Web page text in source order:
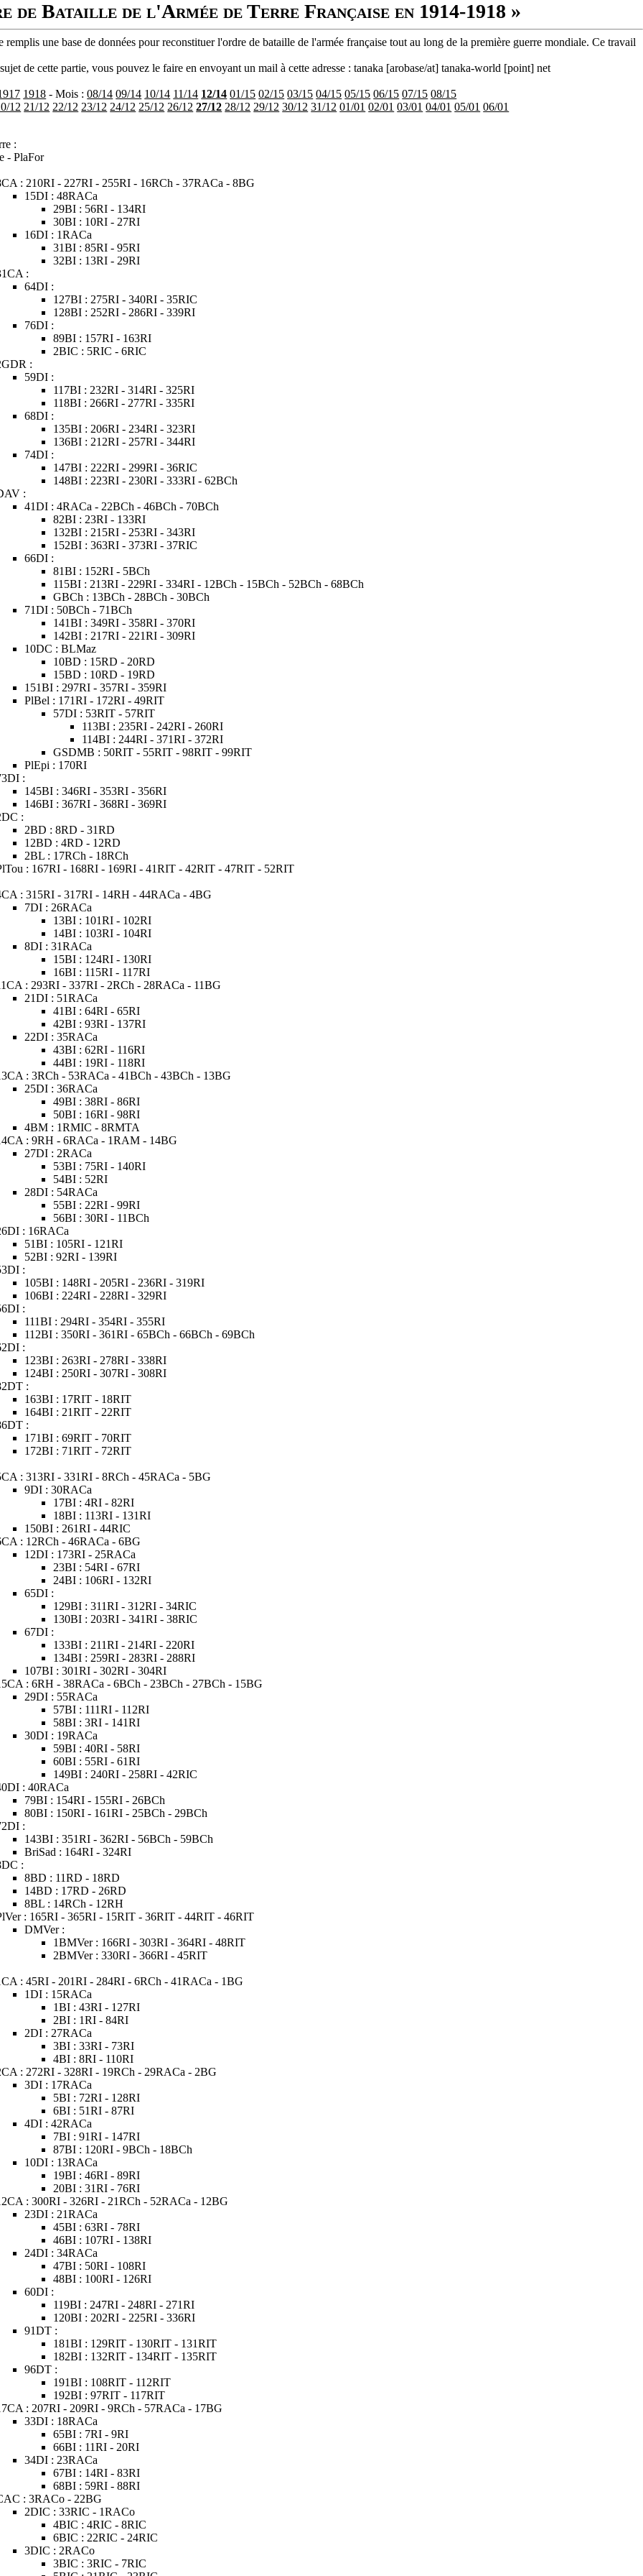
de Bataille de l'Armée de Terre Française en 1914-1918 »
remplis une base de données pour reconstituer l'ordre de bataille de l'armée française tout au long de la première guerre mondiale. Ce travail
de cette partie, vous pouvez le faire en envoyant un mail à cette adresse : tanaka [arobase/at] tanaka-world [point] net
1918 - Mois :08/14 09/14 10/14 11/14 12/14 01/15 02/15 03/15 04/15 05/15 06/15 07/15 08/15
12 21/12 22/12 23/12 24/12 25/12 26/12 27/12 28/12 29/12 30/12 31/12 01/01 02/01 03/01 04/01 05/01 06/01
:
- PlaFor
: 210RI - 227RI - 255RI - 16RCh - 37RACa - 8BG
15DI : 48RACa
29BI : 56RI - 134RI
30BI : 10RI - 27RI
16DI : 1RACa
31BI : 85RI - 95RI
32BI : 13RI - 29RI
:
64DI :
127BI : 275RI - 340RI - 35RIC
128BI : 252RI - 286RI - 339RI
76DI :
89BI : 157RI - 163RI
2BIC : 5RIC - 6RIC
:
59DI :
117BI : 232RI - 314RI - 325RI
118BI : 266RI - 277RI - 335RI
68DI :
135BI : 206RI - 234RI - 323RI
136BI : 212RI - 257RI - 344RI
74DI :
147BI : 222RI - 299RI - 36RIC
148BI : 223RI - 230RI - 333RI - 62BCh
:
41DI : 4RACa - 22BCh - 46BCh - 70BCh
82BI : 23RI - 133RI
132BI : 215RI - 253RI - 343RI
152BI : 363RI - 373RI - 37RIC
66DI :
81BI : 152RI - 5BCh
115BI : 213RI - 229RI - 334RI - 12BCh - 15BCh - 52BCh - 68BCh
GBCh : 13BCh - 28BCh - 30BCh
71DI : 50BCh - 71BCh
141BI : 349RI - 358RI - 370RI
142BI : 217RI - 221RI - 309RI
10DC : BLMaz
10BD : 15RD - 20RD
15BD : 10RD - 19RD
151BI : 297RI - 357RI - 359RI
PlBel : 171RI - 172RI - 49RIT
57DI : 53RIT - 57RIT
113BI : 235RI - 242RI - 260RI
114BI : 244RI - 371RI - 372RI
GSDMB : 50RIT - 55RIT - 98RIT - 99RIT
PlEpi : 170RI
:
145BI : 346RI - 353RI - 356RI
146BI : 367RI - 368RI - 369RI
:
2BD : 8RD - 31RD
12BD : 4RD - 12RD
2BL : 17RCh - 18RCh
: 167RI - 168RI - 169RI - 41RIT - 42RIT - 47RIT - 52RIT
: 315RI - 317RI - 14RH - 44RACa - 4BG
7DI : 26RACa
13BI : 101RI - 102RI
14BI : 103RI - 104RI
8DI : 31RACa
15BI : 124RI - 130RI
16BI : 115RI - 117RI
: 293RI - 337RI - 2RCh - 28RACa - 11BG
21DI : 51RACa
41BI : 64RI - 65RI
42BI : 93RI - 137RI
22DI : 35RACa
43BI : 62RI - 116RI
44BI : 19RI - 118RI
: 3RCh - 53RACa - 41BCh - 43BCh - 13BG
25DI : 36RACa
49BI : 38RI - 86RI
50BI : 16RI - 98RI
4BM : 1RMIC - 8RMTA
: 9RH - 6RACa - 1RAM - 14BG
27DI : 2RACa
53BI : 75RI - 140RI
54BI : 52RI
28DI : 54RACa
55BI : 22RI - 99RI
56BI : 30RI - 11BCh
: 16RACa
51BI : 105RI - 121RI
52BI : 92RI - 139RI
:
105BI : 148RI - 205RI - 236RI - 319RI
106BI : 224RI - 228RI - 329RI
:
111BI : 294RI - 354RI - 355RI
112BI : 350RI - 361RI - 65BCh - 66BCh - 69BCh
:
123BI : 263RI - 278RI - 338RI
124BI : 250RI - 307RI - 308RI
:
163BI : 17RIT - 18RIT
164BI : 21RIT - 22RIT
:
171BI : 69RIT - 70RIT
172BI : 71RIT - 72RIT
: 313RI - 331RI - 8RCh - 45RACa - 5BG
9DI : 30RACa
17BI : 4RI - 82RI
18BI : 113RI - 131RI
150BI : 261RI - 44RIC
: 12RCh - 46RACa - 6BG
12DI : 173RI - 25RACa
23BI : 54RI - 67RI
24BI : 106RI - 132RI
65DI :
129BI : 311RI - 312RI - 34RIC
130BI : 203RI - 341RI - 38RIC
67DI :
133BI : 211RI - 214RI - 220RI
134BI : 259RI - 283RI - 288RI
107BI : 301RI - 302RI - 304RI
: 6RH - 38RACa - 6BCh - 23BCh - 27BCh - 15BG
29DI : 55RACa
57BI : 111RI - 112RI
58BI : 3RI - 141RI
30DI : 19RACa
59BI : 40RI - 58RI
60BI : 55RI - 61RI
149BI : 240RI - 258RI - 42RIC
: 40RACa
79BI : 154RI - 155RI - 26BCh
80BI : 150RI - 161RI - 25BCh - 29BCh
:
143BI : 351RI - 362RI - 56BCh - 59BCh
BriSad : 164RI - 324RI
:
8BD : 11RD - 18RD
14BD : 17RD - 26RD
8BL : 14RCh - 12RH
: 165RI - 365RI - 15RIT - 36RIT - 44RIT - 46RIT
DMVer :
1BMVer : 166RI - 303RI - 364RI - 48RIT
2BMVer : 330RI - 366RI - 45RIT
: 45RI - 201RI - 284RI - 6RCh - 41RACa - 1BG
1DI : 15RACa
1BI : 43RI - 127RI
2BI : 1RI - 84RI
2DI : 27RACa
3BI : 33RI - 73RI
4BI : 8RI - 110RI
: 272RI - 328RI - 19RCh - 29RACa - 2BG
3DI : 17RACa
5BI : 72RI - 128RI
6BI : 51RI - 87RI
4DI : 42RACa
7BI : 91RI - 147RI
87BI : 120RI - 9BCh - 18BCh
10DI : 13RACa
19BI : 46RI - 89RI
20BI : 31RI - 76RI
: 300RI - 326RI - 21RCh - 52RACa - 12BG
23DI : 21RACa
45BI : 63RI - 78RI
46BI : 107RI - 138RI
24DI : 34RACa
47BI : 50RI - 108RI
48BI : 100RI - 126RI
60DI :
119BI : 247RI - 248RI - 271RI
120BI : 202RI - 225RI - 336RI
91DT :
181BI : 129RIT - 130RIT - 131RIT
182BI : 132RIT - 134RIT - 135RIT
96DT :
191BI : 108RIT - 112RIT
192BI : 97RIT - 117RIT
: 207RI - 209RI - 9RCh - 57RACa - 17BG
33DI : 18RACa
65BI : 7RI - 9RI
66BI : 11RI - 20RI
34DI : 23RACa
67BI : 14RI - 83RI
68BI : 59RI - 88RI
: 3RACo - 22BG
2DIC : 33RIC - 1RACo
4BIC : 4RIC - 8RIC
6BIC : 22RIC - 24RIC
3DIC : 2RACo
3BIC : 3RIC - 7RIC